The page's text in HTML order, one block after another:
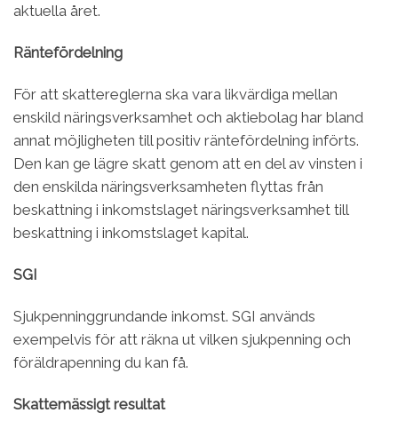
aktuella året.
Räntefördelning
För att skattereglerna ska vara likvärdiga mellan
enskild närings­verksamhet och aktiebolag har bland
annat möjligheten till positiv räntefördelning införts.
Den kan ge lägre skatt genom att en del av vinsten i
den enskilda närings­verksam­heten flyttas från
beskattning i inkomstslaget näringsverksamhet till
beskattning i inkomstslaget kapital.
SGI
Sjukpenninggrundande inkomst. SGI används
exempelvis för att räkna ut vilken sjukpenning och
föräldrapenning du kan få.
Skattemässigt resultat